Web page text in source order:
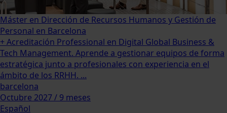
Máster en Dirección de Recursos Humanos y Gestión de
Personal en Barcelona
+ Acreditación Professional en Digital Global Business &
Tech Management. Aprende a gestionar equipos de forma
estratégica junto a profesionales con experiencia en el
ámbito de los RRHH. ...
barcelona
Octubre 2027 / 9 meses
Español